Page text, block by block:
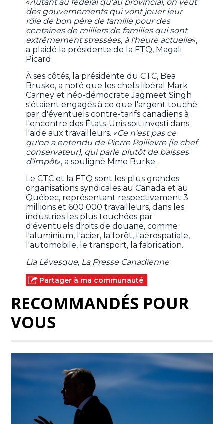
des gouvernements qui vont jouer leur
rôle de bon père de famille pour des
centaines de milliers de familles qui sont
extrêmement stressées, à l'heure actuelle»,
a plaidé la présidente de la FTQ, Magali
Picard.
À ses côtés, la présidente du CTC, Bea
Bruske, a noté que les chefs libéral Mark
Carney et néo-démocrate Jagmeet Singh
s'étaient engagés à ce que l'argent touché
par d'éventuels contre-tarifs canadiens à
l'encontre des États-Unis soit investi dans
l'aide aux travailleurs. «Ce n'est pas ce
qu'on a entendu de Pierre Poilievre (le chef
conservateur), qui parle plutôt de baisses
d'impôt», a souligné Mme Burke.
Le CTC et la FTQ sont les plus grandes
organisations syndicales au Canada et au
Québec, représentant respectivement 3
millions et 600 000 travailleurs, dans les
industries les plus touchées par
d'éventuels droits de douane, comme
l'aluminium, l'acier, la forêt, l'aérospatiale,
l'automobile, le transport, la fabrication.
Lia Lévesque, La Presse Canadienne
Partager à ma communauté
RECOMMANDÉS POUR
VOUS